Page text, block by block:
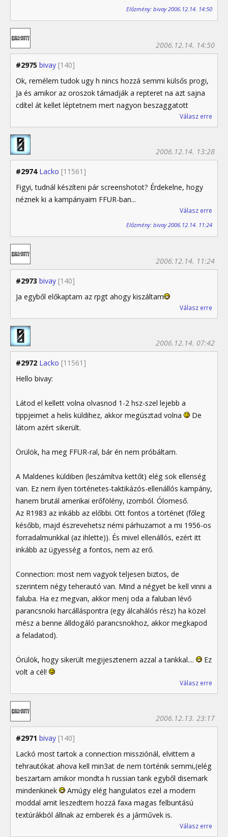
Előzmény: bivay 2006.12.14. 14:50
#2975 bivay [140]
2006.12.14. 14:50
Ok, remélem tudok ugy h nincs hozzá semmi külsős progi,
Ja és amikor az oroszok támadják a repteret na azt sajna
cdítel át kellet léptetnem mert nagyon beszaggatott
Válasz erre
#2974 Lacko [11561]
2006.12.14. 13:28
Figyi, tudnál készíteni pár screenshotot? Érdekelne, hogy
néznek ki a kampányaim FFUR-ban...
Válasz erre
Előzmény: bivay 2006.12.14. 11:24
#2973 bivay [140]
2006.12.14. 11:24
Ja egyből előkaptam az rpgt ahogy kiszáltam
Válasz erre
#2972 Lacko [11561]
2006.12.14. 07:42
Hello bivay:
Látod el kellett volna olvasnod 1-2 hsz-szel lejebb a
tippjeimet a helis küldihez, akkor megúsztad volna
De
látom azért sikerült.
Örülök, ha meg FFUR-ral, bár én nem próbáltam.
A Maldenes küldiben (leszámítva kettőt) elég sok ellenség
van. Ez nem ilyen történetes-taktikázós-ellenállós kampány,
hanem brutál amerikai erőfölény, izomból. Ólomeső.
Az R1983 az inkább az előbbi. Ott fontos a történet (főleg
később, majd észrevehetsz némi párhuzamot a mi 1956-os
forradalmunkkal (az ihlette)). És mivel ellenállós, ezért itt
inkább az ügyesség a fontos, nem az erő.
Connection: most nem vagyok teljesen biztos, de
szerintem négy teherautó van. Mind a négyet be kell vinni a
faluba. Ha ez megvan, akkor menj oda a faluban lévő
parancsnoki harcálláspontra (egy álcahálós rész) ha közel
mész a benne álldogáló parancsnokhoz, akkor megkapod
a feladatod).
Örülök, hogy sikerült megijesztenem azzal a tankkal....
Ez
volt a cél!
Válasz erre
#2971 bivay [140]
2006.12.13. 23:17
Lackó most tartok a connection missziónál, elvittem a
tehrautókat ahova kell min3at de nem történik semmi,(elég
beszartam amikor mondta h russian tank egyből disemark
mindenkinek
Amúgy elég hangulatos ezel a modern
moddal amit leszedtem hozzá faxa magas felbuntású
textúrákból állnak az emberek és a járművek is.
Válasz erre